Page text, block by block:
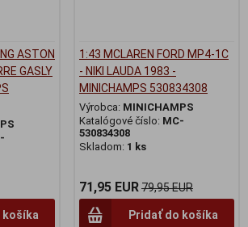
ASTON
GASLY
košíka
1:43 MCLAREN FORD MP4-1C
- NIKI LAUDA 1983 -
MINICHAMPS 530834308
Výrobca: MINICHAMPS
Katalógové číslo: MC-
530834308
Skladom: 1 ks
71,95 EUR79,95 EUR
Pridať do košíka